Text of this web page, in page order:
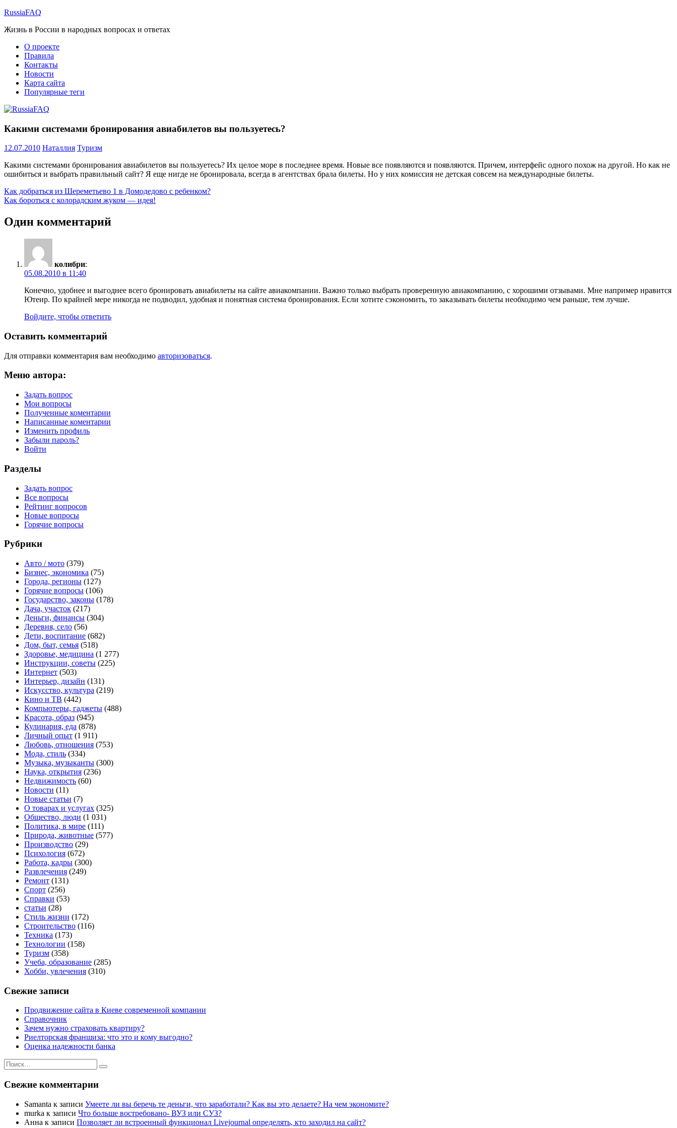
Перейти
содержимому
RussiaFAQ
Жизнь в России в народных вопросах и ответах
О проекте
Правила
Контакты
Новости
Карта сайта
Популярные теги
Какими системами бронирования авиабилетов вы пользуетесь?
12.07.2010 Наталлия Туризм
Какими системами бронирования авиабилетов вы пользуетесь? Их целое море в последнее время. Новые все появляются и появляются. Причем, интерфейс одного похож на другой. Но как не
ошибиться и выбрать правильный сайт? Я еще нигде не бронировала, всегда в агентствах брала билеты. Но у них комиссия не детская совсем на международные билеты.
Навигация
по
записям
Предыдущая
запись:
Как добраться из Шереметьево 1 в Домодедово с ребенком?
Следующая
Как бороться с колорадским жуком — идея!
Один комментарий
колибри:
05.08.2010 в 11:40
Конечно, удобнее и выгоднее всего бронировать авиабилеты на сайте авиакомпании. Важно только выбрать проверенную авиакомпанию, с хорошими отзывами. Мне например нравится
Ютеир. По крайней мере никогда не подводил, удобная и понятная система бронирования. Если хотите сэкономить, то заказывать билеты необходимо чем раньше, тем лучше.
Войдите, чтобы ответить
Оставить комментарий
Для отправки комментария вам необходимо авторизоваться.
Меню автора:
Задать вопрос
Мои вопросы
Полученные коментарии
Написанные коментарии
Изменить профиль
Забыли пароль?
Войти
Разделы
Задать вопрос
Все вопросы
Рейтинг вопросов
Новые вопросы
Горячие вопросы
Рубрики
Авто / мото (379)
Бизнес, экономика (75)
Города, регионы (127)
Горячие вопросы (106)
Государство, законы (178)
Дача, участок (217)
Деньги, финансы (304)
Деревня, село (56)
Дети, воспитание (682)
Дом, быт, семья (518)
Здоровье, медицина (1 277)
Инструкции, советы (225)
Интернет (503)
Интерьер, дизайн (131)
Искусство, культура (219)
Кино и ТВ (442)
Компьютеры, гаджеты (488)
Красота, образ (945)
Кулинария, еда (878)
Личный опыт (1 911)
Любовь, отношения (753)
Мода, стиль (334)
Музыка, музыканты (300)
Наука, открытия (236)
Недвижимость (60)
Новости (11)
Новые статьи (7)
О товарах и услугах (325)
Общество, люди (1 031)
Политика, в мире (111)
Природа, животные (577)
Производство (29)
Психология (672)
Работа, кадры (300)
Развлечения (249)
Ремонт (131)
Спорт (256)
Справки (53)
статьи (28)
Стиль жизни (172)
Строительство (116)
Техника (173)
Технологии (158)
Туризм (358)
Учеба, образование (285)
Хобби, увлечения (310)
Свежие записи
Продвижение сайта в Киеве современной компании
Справочник
Зачем нужно страховать квартиру?
Риелторская франшиза: что это и кому выгодно?
Оценка надежности банка
Искать:
Поиск
Свежие комментарии
Samanta к записи Умеете ли вы беречь те деньги, что заработали? Как вы это делаете? На чем экономите?
murka к записи Что больше востребовано- ВУЗ или СУЗ?
Анна к записи Позволяет ли встроенный функционал Livejournal определять, кто заходил на сайт?